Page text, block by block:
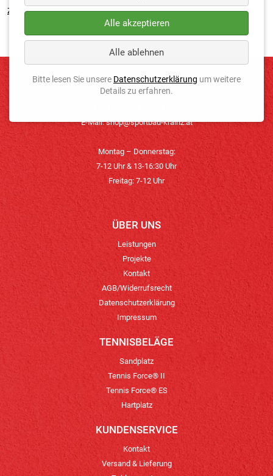
Zurück
KONTAKT
E-Mail:shop@sportbau-krainz.at
Montag – Donnerstag:
7-12 Uhr & 13-16:30 Uhr
Freitag: 7-12 Uhr
ÜBER UNS
Leistungen
Projekte
Kontakt
AGB/Widerrufsrecht
Datenschutzerklärung
Impressum
TENNISBELÄGE
Sandplatz
Tennis Force® II
Tennis Force® ES
Hartplatz
KUNDENSERVICE
Kontakt
Versand & Lieferung
Alle akzeptieren
Alle ablehnen
Bitte lesen Sie unsere Datenschutzerklärung um weitere
Details zu erfahren.